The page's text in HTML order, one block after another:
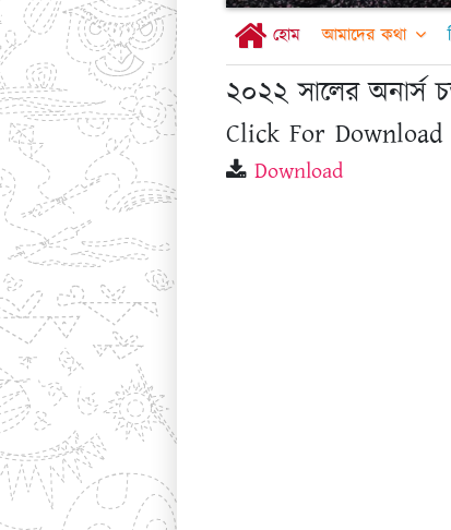
হোম আমাদের কথা
২০২২ সালের অনার্স
Click For Download
Download